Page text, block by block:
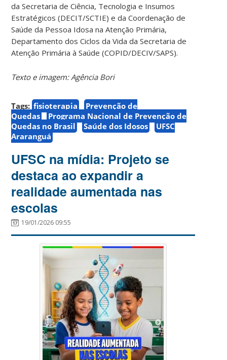
da Secretaria de Ciência, Tecnologia e Insumos
Estratégicos (DECIT/SCTIE) e da Coordenação de
Saúde da Pessoa Idosa na Atenção Primária,
Departamento dos Ciclos da Vida da Secretaria de
Atenção Primária à Saúde (COPID/DECIV/SAPS).
Texto e imagem: Agência Bori
Tags: fisioterapia
Prevenção de
Quedas
Programa Nacional de Prevenção de
Quedas no Brasil
Saúde dos Idosos
UFSC
Araranguá
UFSC na mídia: Projeto se
destaca ao expandir a
realidade aumentada nas
escolas
19/01/2026 09:55